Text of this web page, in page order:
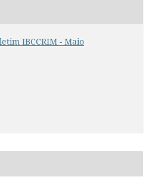
IBCCRIM - Maio